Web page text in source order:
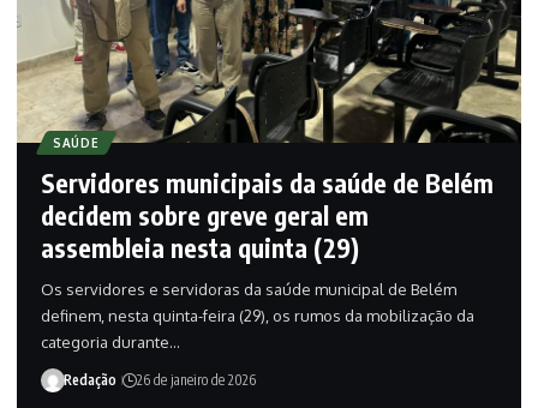
SAÚDE
Servidores municipais da saúde de Belém
decidem sobre greve geral em
assembleia nesta quinta (29)
Os servidores e servidoras da saúde municipal de Belém
definem, nesta quinta-feira (29), os rumos da mobilização da
categoria durante…
Redação 26 de janeiro de 2026